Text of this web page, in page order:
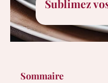
Sublimez
Sommaire